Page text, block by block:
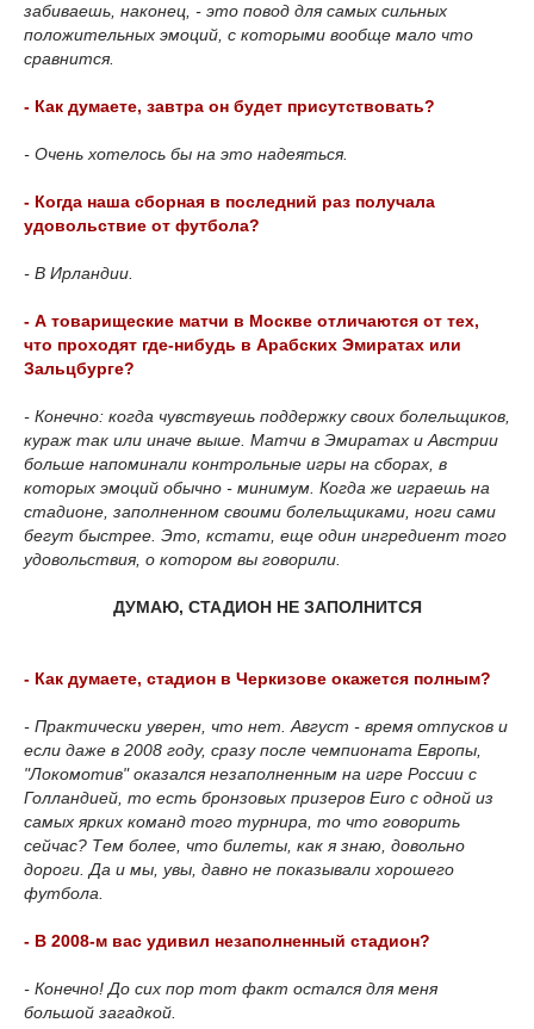
забиваешь, наконец, - это повод для самых сильных
положительных эмоций, с которыми вообще мало что
сравнится.
- Как думаете, завтра он будет присутствовать?
- Очень хотелось бы на это надеяться.
- Когда наша сборная в последний раз получала
удовольствие от футбола?
- В Ирландии.
- А товарищеские матчи в Москве отличаются от тех,
что проходят где-нибудь в Арабских Эмиратах или
Зальцбурге?
- Конечно: когда чувствуешь поддержку своих болельщиков,
кураж так или иначе выше. Матчи в Эмиратах и Австрии
больше напоминали контрольные игры на сборах, в
которых эмоций обычно - минимум. Когда же играешь на
стадионе, заполненном своими болельщиками, ноги сами
бегут быстрее. Это, кстати, еще один ингредиент того
удовольствия, о котором вы говорили.
ДУМАЮ, СТАДИОН НЕ ЗАПОЛНИТСЯ
- Как думаете, стадион в Черкизове окажется полным?
- Практически уверен, что нет. Август - время отпусков и
если даже в 2008 году, сразу после чемпионата Европы,
"Локомотив" оказался незаполненным на игре России с
Голландией, то есть бронзовых призеров Euro с одной из
самых ярких команд того турнира, то что говорить
сейчас? Тем более, что билеты, как я знаю, довольно
дороги. Да и мы, увы, давно не показывали хорошего
футбола.
- В 2008-м вас удивил незаполненный стадион?
- Конечно! До сих пор тот факт остался для меня
большой загадкой.